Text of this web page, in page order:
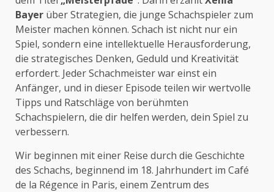
Bayer über Strategien, die junge Schachspieler zum
Meister machen können. Schach ist nicht nur ein
Spiel, sondern eine intellektuelle Herausforderung,
die strategisches Denken, Geduld und Kreativität
erfordert. Jeder Schachmeister war einst ein
Anfänger, und in dieser Episode teilen wir wertvolle
Tipps und Ratschläge von berühmten
Schachspielern, die dir helfen werden, dein Spiel zu
verbessern.
Wir beginnen mit einer Reise durch die Geschichte
des Schachs, beginnend im 18. Jahrhundert im Café
de la Régence in Paris, einem Zentrum des